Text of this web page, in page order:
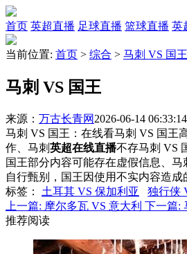
首页 英超直播 足球直播 篮球直播 英
当前位置: 首页 > 综合 > 马刺 VS 国王
马刺 VS 国王
来源： 万古长青网 2026-06-14 06:33:14
马刺 VS 国王：在线看马刺 VS 国王
作、马刺英超在线直播不存马刺 VS
国王部分内容可能存在虚假信息、
自行甄别，国王因使用不实内容造
标签 ： 土耳其 VS 保加利亚 独行侠
上一篇: 摩尔多瓦 VS 意大利 下一篇:
推荐阅读